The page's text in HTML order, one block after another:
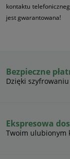
kontaktu
jest gwarantowana!
Bezpieczne
Dzięki szyfrowaniu
Ekspresowa
Twoim ulubionym